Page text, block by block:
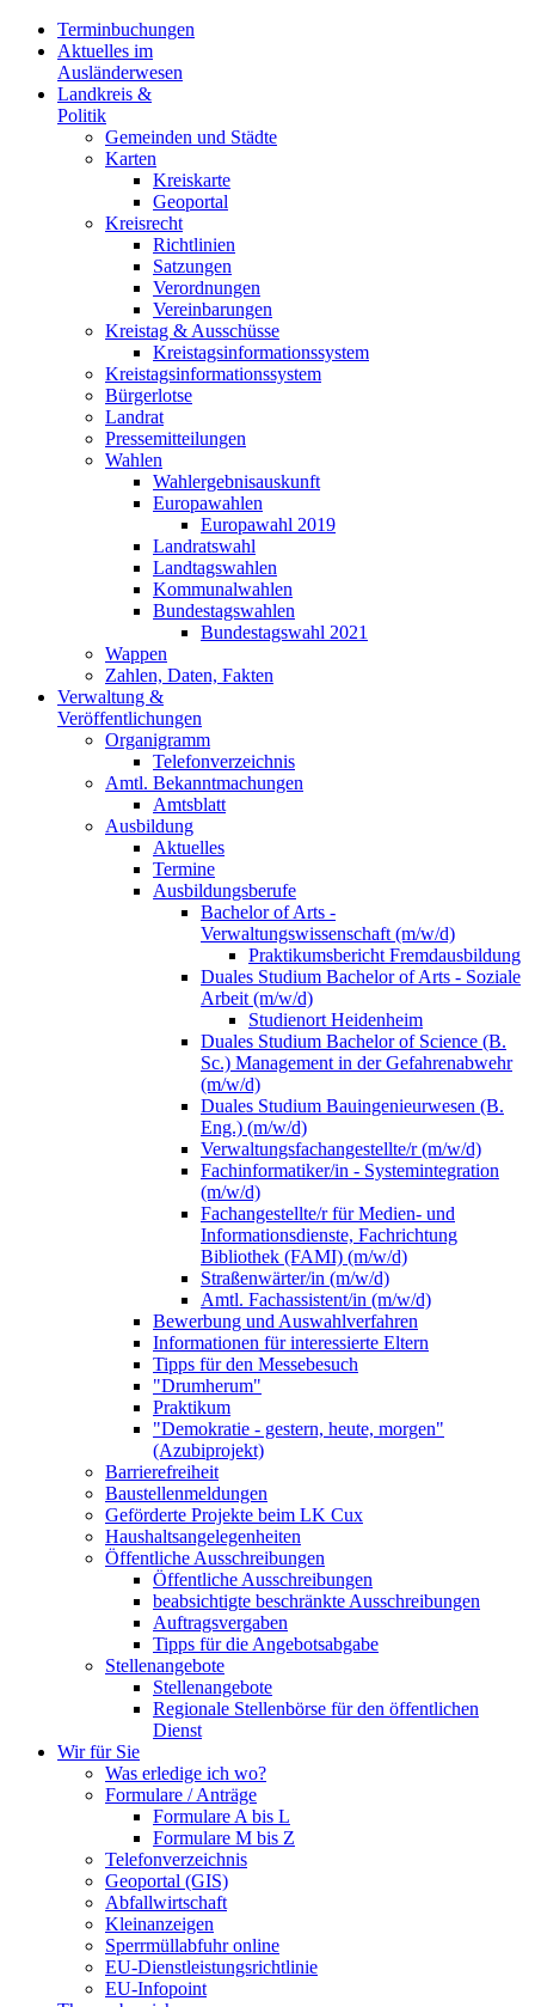
Terminbuchungen
Aktuelles im
Ausländerwesen
Landkreis &
Politik
Gemeinden und Städte
Karten
Kreiskarte
Geoportal
Kreisrecht
Richtlinien
Satzungen
Verordnungen
Vereinbarungen
Kreistag & Ausschüsse
Kreistagsinformationssystem
Kreistagsinformationssystem
Bürgerlotse
Landrat
Pressemitteilungen
Wahlen
Wahlergebnisauskunft
Europawahlen
Europawahl 2019
Landratswahl
Landtagswahlen
Kommunalwahlen
Bundestagswahlen
Bundestagswahl 2021
Wappen
Zahlen, Daten, Fakten
Verwaltung &
Veröffentlichungen
Organigramm
Telefonverzeichnis
Amtl. Bekanntmachungen
Amtsblatt
Ausbildung
Aktuelles
Termine
Ausbildungsberufe
Bachelor of Arts -
Verwaltungswissenschaft (m/w/d)
Praktikumsbericht Fremdausbildung
Duales Studium Bachelor of Arts - Soziale
Arbeit (m/w/d)
Studienort Heidenheim
Duales Studium Bachelor of Science (B.
Sc.) Management in der Gefahrenabwehr
(m/w/d)
Duales Studium Bauingenieurwesen (B.
Eng.) (m/w/d)
Verwaltungsfachangestellte/r (m/w/d)
Fachinformatiker/in - Systemintegration
(m/w/d)
Fachangestellte/r für Medien- und
Informationsdienste, Fachrichtung
Bibliothek (FAMI) (m/w/d)
Straßenwärter/in (m/w/d)
Amtl. Fachassistent/in (m/w/d)
Bewerbung und Auswahlverfahren
Informationen für interessierte Eltern
Tipps für den Messebesuch
"Drumherum"
Praktikum
"Demokratie - gestern, heute, morgen"
(Azubiprojekt)
Barrierefreiheit
Baustellenmeldungen
Geförderte Projekte beim LK Cux
Haushaltsangelegenheiten
Öffentliche Ausschreibungen
Öffentliche Ausschreibungen
beabsichtigte beschränkte Ausschreibungen
Auftragsvergaben
Tipps für die Angebotsabgabe
Stellenangebote
Stellenangebote
Regionale Stellenbörse für den öffentlichen
Dienst
Wir für Sie
Was erledige ich wo?
Formulare / Anträge
Formulare A bis L
Formulare M bis Z
Telefonverzeichnis
Geoportal (GIS)
Abfallwirtschaft
Kleinanzeigen
Sperrmüllabfuhr online
EU-Dienstleistungsrichtlinie
EU-Infopoint